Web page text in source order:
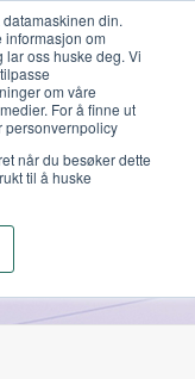
din.
informasjon om
lar oss huske deg. Vi
om våre
For å finne ut
personvernpolicy
når du besøker dette
til å huske